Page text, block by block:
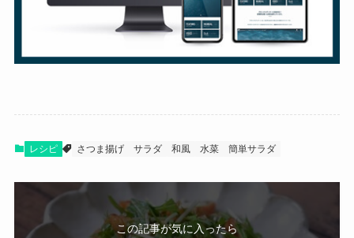
レシピ さつま揚げ サラダ 和風 水菜 簡単サラダ
この記事が気に入ったら